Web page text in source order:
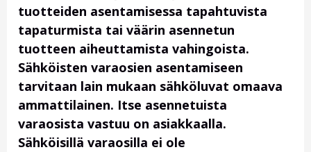
tuotteiden asentamisessa tapahtuvista
tapaturmista tai väärin asennetun
tuotteen aiheuttamista vahingoista.
Sähköisten varaosien asentamiseen
tarvitaan lain mukaan sähköluvat omaava
ammattilainen. Itse asennetuista
varaosista vastuu on asiakkaalla.
Sähköisillä varaosilla ei ole